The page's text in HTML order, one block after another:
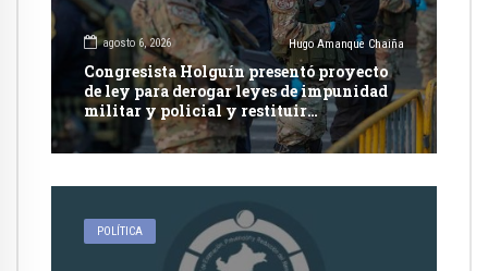
agosto 6, 2026 Hugo Amanque Chaiña
Congresista Holguín presentó proyecto
de ley para derogar leyes de impunidad
militar y policial y restituir
competencia de justicia ordinaria
POLÍTICA